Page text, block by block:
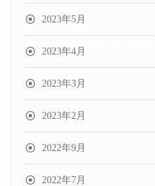
2023年5月
2023年4月
2023年3月
2023年2月
2022年9月
2022年7月